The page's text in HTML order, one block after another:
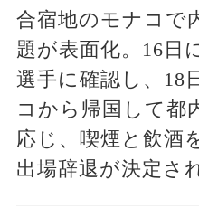
合宿地のモナコで
題が表面化。16日
選手に確認し、18
コから帰国して都
応じ、喫煙と飲酒
出場辞退が決定さ